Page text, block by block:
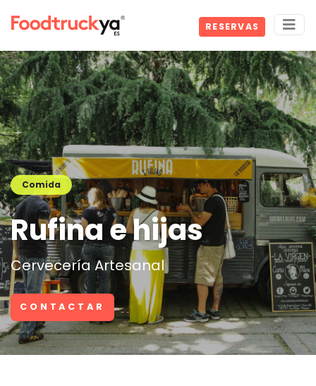
RESERVAS
Comida
Rufina e hijas
Cervecería Artesanal
CONTACTAR